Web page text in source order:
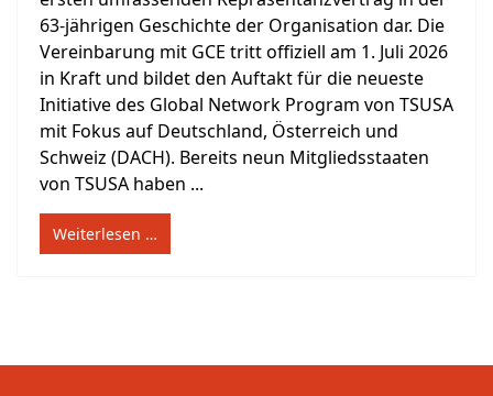
63-jährigen Geschichte der Organisation dar. Die
Vereinbarung mit GCE tritt offiziell am 1. Juli 2026
in Kraft und bildet den Auftakt für die neueste
Initiative des Global Network Program von TSUSA
mit Fokus auf Deutschland, Österreich und
Schweiz (DACH). Bereits neun Mitgliedsstaaten
von TSUSA haben ...
Weiterlesen …